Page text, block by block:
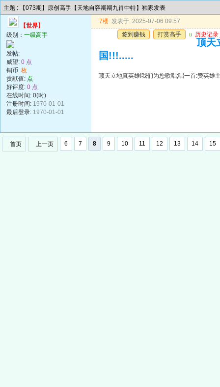
主题 : 【073期】原创高手【天地自容期期九肖中特】独家发表
【世界】
级别： 一级高手
发帖:
威望: 0 点
铜币: 枚
贡献值: 点
好评度: 0 点
在线时间: 0(时)
注册时间: 1970-01-01
最后登录: 1970-01-01
7楼 发表于: 2025-07-06 09:57
签到赚钱
打赏高手 u 历史记录
顶天
国!!!.....
顶天立地真英雄!我们为您歌唱;唱一首:赞英雄
首页 上一页 6 7 8 9 10 11 12 13 14 15